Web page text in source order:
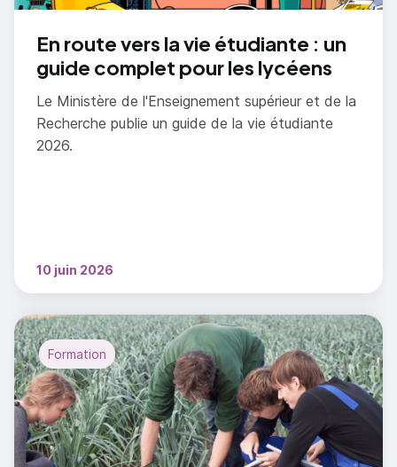
En route vers la vie étudiante : un
guide complet pour les lycéens
Le Ministère de l'Enseignement supérieur et de la
Recherche publie un guide de la vie étudiante
2026.
10 juin 2026
Formation